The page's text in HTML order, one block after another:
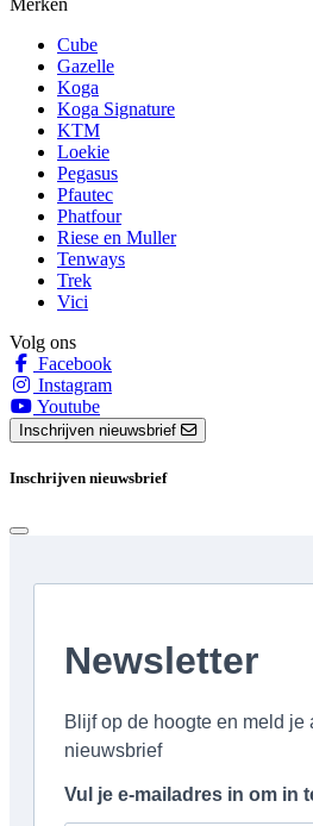
Cube
Gazelle
Koga
Koga Signature
KTM
Loekie
Pegasus
Pfautec
Phatfour
Riese en Muller
Tenways
Trek
Vici
Volg ons
Facebook
Instagram
Youtube
Inschrijven nieuwsbrief
Inschrijven nieuwsbrief